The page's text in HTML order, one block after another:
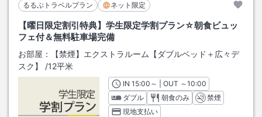
るるぶトラベルプラン ネット限定
【曜日限定割引特典】学生限定学割プラン☆朝食ビュッ
フェ付＆無料駐車場完備
お部屋：
【禁煙】エクストラルーム【ダブルベッド＋広々デ
スク】
/12平米
INチェックイン
15:00 ～ | OUT チェックアウト
～10:00
ダブル
朝食のみ
禁煙
現地支払い